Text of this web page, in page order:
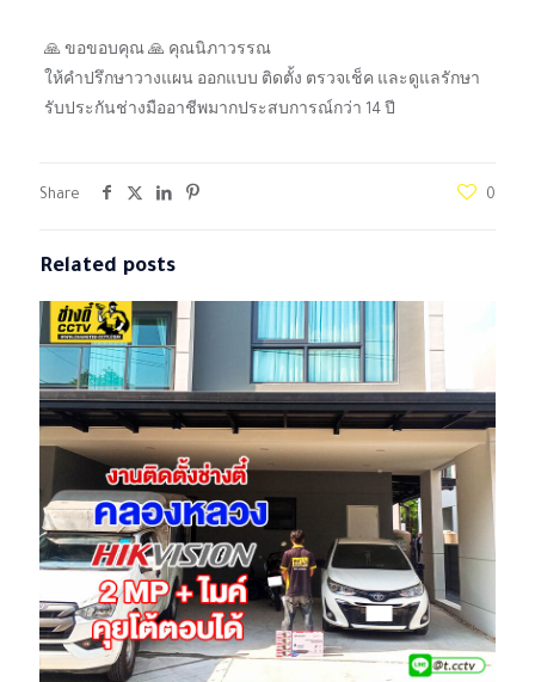
🙏 ขอขอบคุณ 🙏 คุณนิภาวรรณ
ให้คำปรึกษาวางแผน ออกแบบ ติดตั้ง ตรวจเช็ค และดูแลรักษา
รับประกันช่างมืออาชีพมากประสบการณ์กว่า 14 ปี
Share 0
Related posts